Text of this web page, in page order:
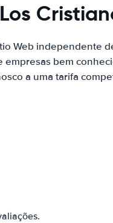
Web independente
bem
a uma tarifa